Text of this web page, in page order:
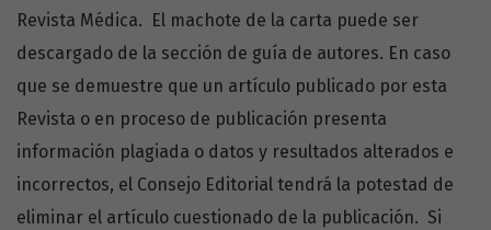
Revista Médica. El machote de la carta puede ser
descargado de la sección de guía de autores. En caso
que se demuestre que un artículo publicado por esta
Revista o en proceso de publicación presenta
información plagiada o datos y resultados alterados e
incorrectos, el Consejo Editorial tendrá la potestad de
eliminar el artículo cuestionado de la publicación. Si